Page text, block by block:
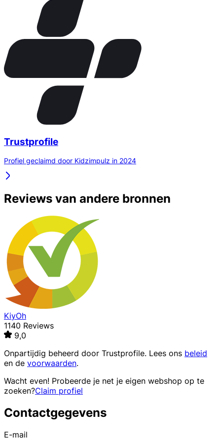
Trustprofile
Profiel geclaimd door Kidzimpulz in 2024
Reviews van andere bronnen
KiyOh
1140 Reviews
9,0
Onpartijdig beheerd door Trustprofile. Lees ons beleid
en de voorwaarden.
Wacht even! Probeerde je net je eigen webshop op te
zoeken?Claim profiel
Contactgegevens
E-mail